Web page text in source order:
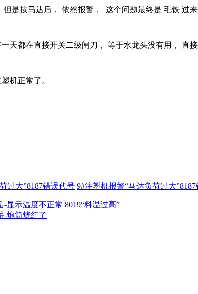
但是按马达后， 依然报警， 这个问题最终是 毛铁 过
天都在直接开关二级闸刀， 等于水龙头没有用， 直接
机正常了。
过大”8187错误代号 9#注塑机报警“马达负荷过大
-显示温度不正常 8019“料温过高”
-炮筒烧红了